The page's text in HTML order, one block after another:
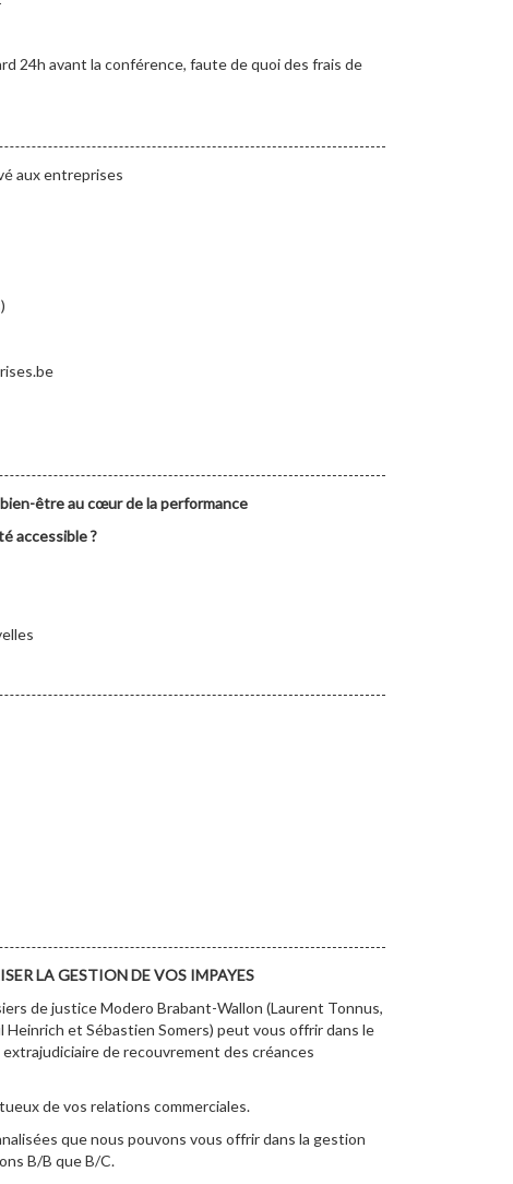
24h avant la conférence, faute de quoi des frais de
aux entreprises
être au cœur de la performance
accessible ?
LA GESTION DE VOS IMPAYES
de justice Modero Brabant-Wallon (Laurent Tonnus,
et Sébastien Somers) peut vous offrir dans le
de recouvrement des créances
de vos relations commerciales.
que nous pouvons vous offrir dans la gestion
B/B que B/C.